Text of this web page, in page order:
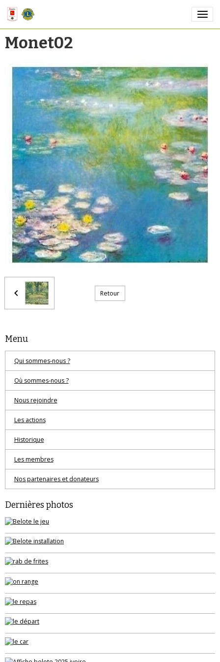
Monet02
Retour
Menu
Qui sommes-nous ?
Où sommes-nous ?
Nous rejoindre
Les actions
Historique
Les membres
Nos partenaires et donateurs
Dernières photos